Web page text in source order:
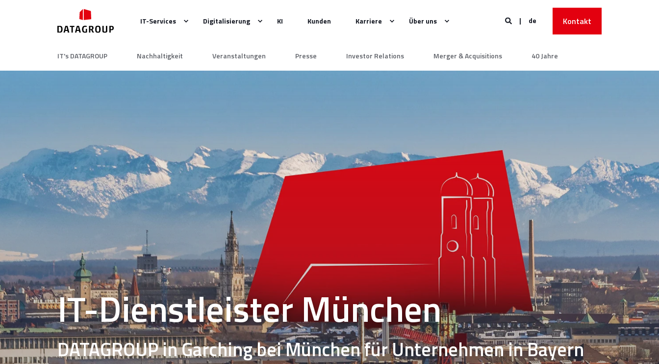
IT-Services Digitalisierung KI Kunden Karriere Über uns de Kontakt
IT's DATAGROUP Nachhaltigkeit Veranstaltungen Presse Investor Relations Merger & Acquisitions 40 Jahre
IT-Dienstleister München
DATAGROUP inGarching bei Münchenfür Unternehmenin Bayern